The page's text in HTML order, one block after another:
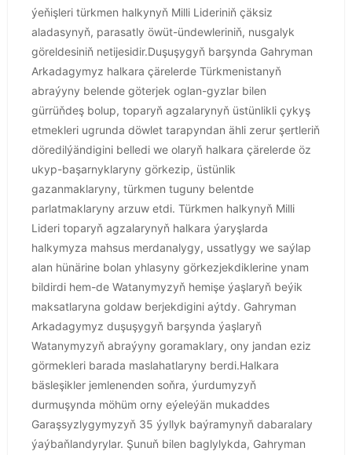
ýeňişleri türkmen halkynyň Milli Lideriniň çäksiz
aladasynyň, parasatly öwüt-ündewleriniň, nusgalyk
göreldesiniň netijesidir.Duşuşygyň barşynda Gahryman
Arkadagymyz halkara çärelerde Türkmenistanyň
abraýyny belende göterjek oglan-gyzlar bilen
gürrüňdeş bolup, toparyň agzalarynyň üstünlikli çykyş
etmekleri ugrunda döwlet tarapyndan ähli zerur şertleriň
döredilýändigini belledi we olaryň halkara çärelerde öz
ukyp-başarnyklaryny görkezip, üstünlik
gazanmaklaryny, türkmen tuguny belentde
parlatmaklaryny arzuw etdi. Türkmen halkynyň Milli
Lideri toparyň agzalarynyň halkara ýaryşlarda
halkymyza mahsus merdanalygy, ussatlygy we saýlap
alan hünärine bolan yhlasyny görkezjekdiklerine ynam
bildirdi hem-de Watanymyzyň hemişe ýaşlaryň beýik
maksatlaryna goldaw berjekdigini aýtdy. Gahryman
Arkadagymyz duşuşygyň barşynda ýaşlaryň
Watanymyzyň abraýyny goramaklary, ony jandan eziz
görmekleri barada maslahatlaryny berdi.Halkara
bäsleşikler jemlenenden soňra, ýurdumyzyň
durmuşynda möhüm orny eýeleýän mukaddes
Garaşsyzlygymyzyň 35 ýyllyk baýramynyň dabaralary
ýaýbaňlandyrylar. Şunuň bilen baglylykda, Gahryman